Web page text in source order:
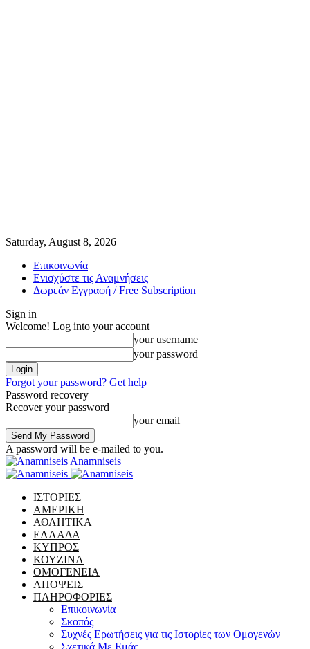
Saturday, August 8, 2026
Επικοινωνία
Ενισχύστε τις Αναμνήσεις
Δωρεάν Εγγραφή / Free Subscription
Sign in
Welcome! Log into your account
your username
your password
Forgot your password? Get help
Password recovery
Recover your password
your email
A password will be e-mailed to you.
Anamniseis
ΙΣΤΟΡΙΕΣ
ΑΜΕΡΙΚΗ
ΑΘΛΗΤΙΚΑ
ΕΛΛΑΔΑ
ΚΥΠΡΟΣ
ΚΟΥΖΙΝΑ
ΟΜΟΓΕΝΕΙΑ
ΑΠΟΨΕΙΣ
ΠΛΗΡΟΦΟΡΙΕΣ
Επικοινωνία
Σκοπός
Συχνές Ερωτήσεις για τις Ιστορίες των Ομογενών
Σχετικά Με Εμάς